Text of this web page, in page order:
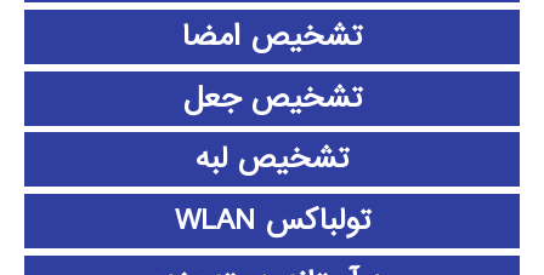
تشخیص امضا
تشخیص جعل
تشخیص لبه
تولباکس WLAN